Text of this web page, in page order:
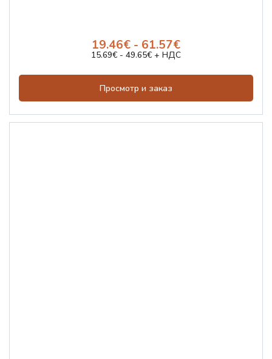
19.46€ - 61.57€
15.69€ - 49.65€ + НДС
Просмотр и заказ